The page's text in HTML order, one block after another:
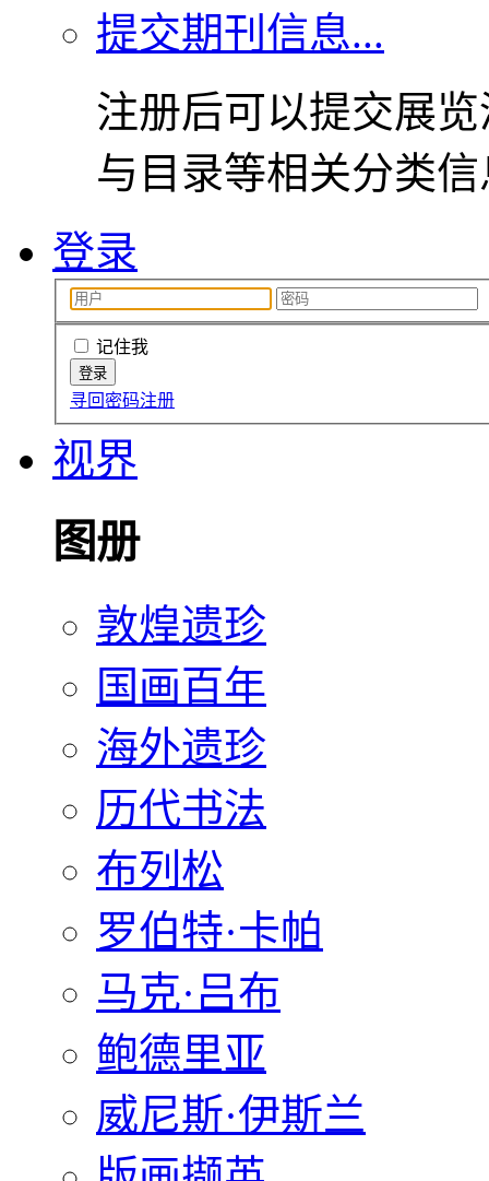
提交期刊信息...
注册后可以提交展
与目录等相关分类
登录
记住我
寻回密码注册
视界
图册
敦煌遗珍
国画百年
海外遗珍
历代书法
布列松
罗伯特·卡帕
马克·吕布
鲍德里亚
威尼斯·伊斯兰